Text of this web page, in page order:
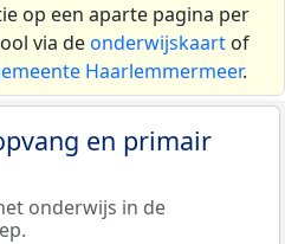
op een aparte pagina per
via deonderwijskaartof
Haarlemmermeer.
en primair
onderwijs in de